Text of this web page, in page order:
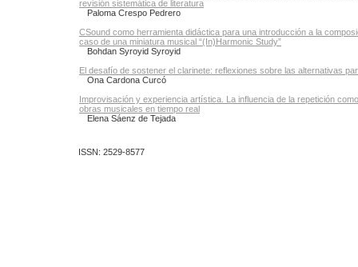
revisión sistemática de literatura
Paloma Crespo Pedrero
CSound como herramienta didáctica para una introducción a la
caso de una miniatura musical “(In)Harmonic Study”
Bohdan Syroyid Syroyid
El desafío de sostener el clarinete: reflexiones sobre las alternativas
Ona Cardona Curcó
Improvisación y experiencia artística. La influencia de la repetición
obras musicales en tiempo real
Elena Sáenz de Tejada
ISSN: 2529-8577